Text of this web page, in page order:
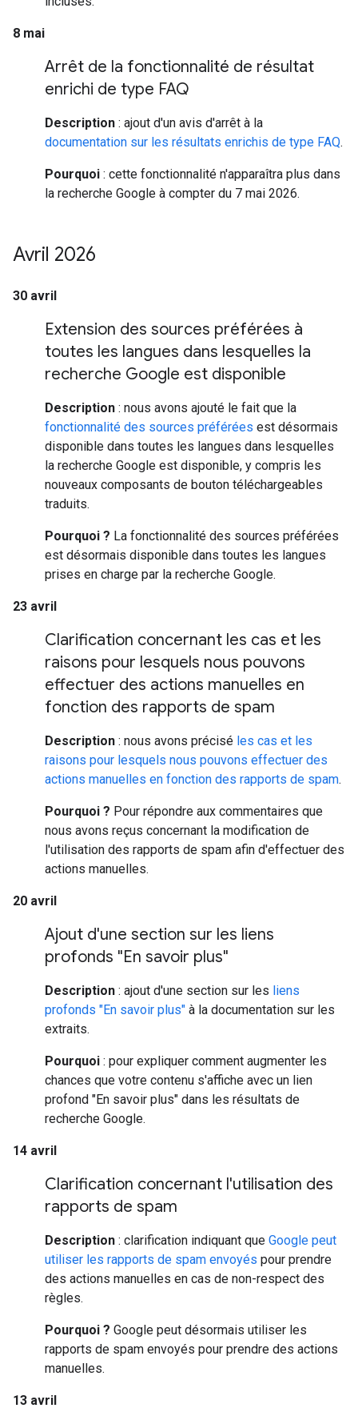
8 mai
Arrêt de la fonctionnalité de résultat
enrichi de type FAQ
Description : ajout d'un avis d'arrêt à la
documentation sur les résultats enrichis de type FAQ.
Pourquoi : cette fonctionnalité n'apparaîtra plus dans
la recherche Google à compter du 7 mai 2026.
Avril 2026
30 avril
Extension des sources préférées à
toutes les langues dans lesquelles la
recherche Google est disponible
Description : nous avons ajouté le fait que la
fonctionnalité des sources préférées est désormais
disponible dans toutes les langues dans lesquelles
la recherche Google est disponible, y compris les
nouveaux composants de bouton téléchargeables
traduits.
Pourquoi ? La fonctionnalité des sources préférées
est désormais disponible dans toutes les langues
prises en charge par la recherche Google.
23 avril
Clarification concernant les cas et les
raisons pour lesquels nous pouvons
effectuer des actions manuelles en
fonction des rapports de spam
Description : nous avons précisé les cas et les
raisons pour lesquels nous pouvons effectuer des
actions manuelles en fonction des rapports de spam.
Pourquoi ? Pour répondre aux commentaires que
nous avons reçus concernant la modification de
l'utilisation des rapports de spam afin d'effectuer des
actions manuelles.
20 avril
Ajout d'une section sur les liens
profonds "En savoir plus"
Description : ajout d'une section sur les liens
profonds "En savoir plus" à la documentation sur les
extraits.
Pourquoi : pour expliquer comment augmenter les
chances que votre contenu s'affiche avec un lien
profond "En savoir plus" dans les résultats de
recherche Google.
14 avril
Clarification concernant l'utilisation des
rapports de spam
Description : clarification indiquant que Google peut
utiliser les rapports de spam envoyés pour prendre
des actions manuelles en cas de non-respect des
règles.
Pourquoi ? Google peut désormais utiliser les
rapports de spam envoyés pour prendre des actions
manuelles.
13 avril